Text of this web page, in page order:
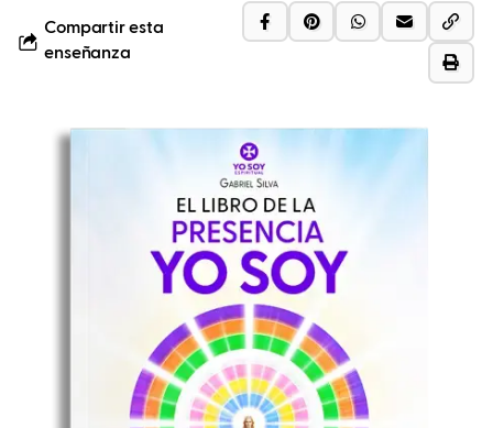
Compartir esta
enseñanza